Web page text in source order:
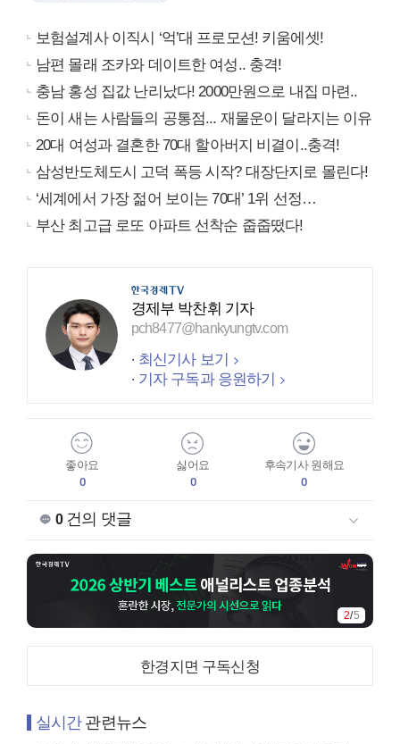
보험설계사 이직시 ‘억’대 프로모션! 키움에셋!
남편 몰래 조카와 데이트한 여성.. 충격!
충남 홍성 집값 난리났다! 2000만원으로 내집 마련..
돈이 새는 사람들의 공통점... 재물운이 달라지는 이유
20대 여성과 결혼한 70대 할아버지 비결이..충격!
삼성반도체도시 고덕 폭등 시작? 대장단지로 몰린다!
‘세계에서 가장 젊어 보이는 70대’ 1위 선정…
부산 최고급 로또 아파트 선착순 줍줍떴다!
경제부 박찬휘 기자
pch8477@hankyungtv.com
최신기사 보기
기자 구독과 응원하기
좋아요
0
싫어요
0
후속기사 원해요
0
0건의 댓글
2/5
한경지면 구독신청
실시간관련뉴스